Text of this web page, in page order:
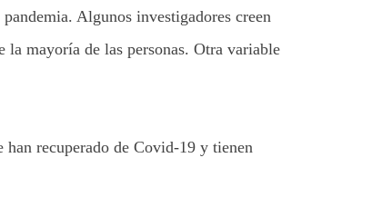
Algunos investigadores creen
la mayoría de las personas. Otra variable
recuperado de Covid-19 y tienen